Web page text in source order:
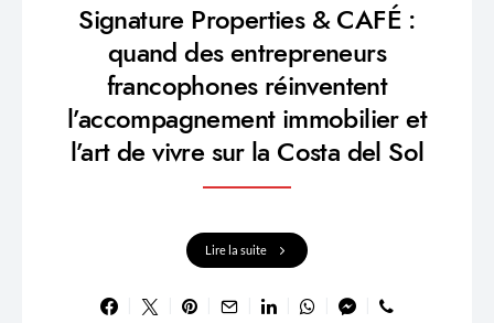
Signature Properties & CAFÉ :
quand des entrepreneurs
francophones réinventent
l’accompagnement immobilier et
l’art de vivre sur la Costa del Sol
Lire la suite